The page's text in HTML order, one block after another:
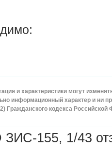
и характеристики могут
информационный характер и ни
Гражданского кодекса Российской
ЗИС-155, 1/43